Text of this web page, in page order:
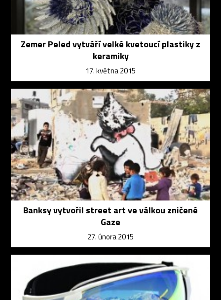
Zemer Peled vytváří velké kvetoucí plastiky z
keramiky
17. května 2015
Banksy vytvořil street art ve válkou zničené
Gaze
27. února 2015